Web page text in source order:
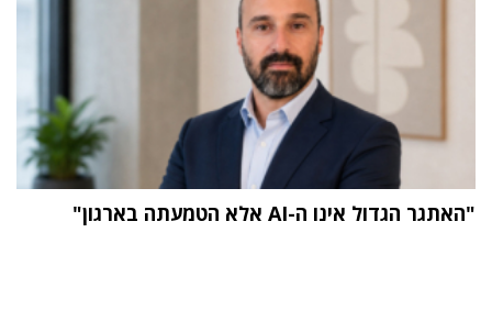
"האתגר הגדול אינו ה-AI אלא הטמעתה בארגון"